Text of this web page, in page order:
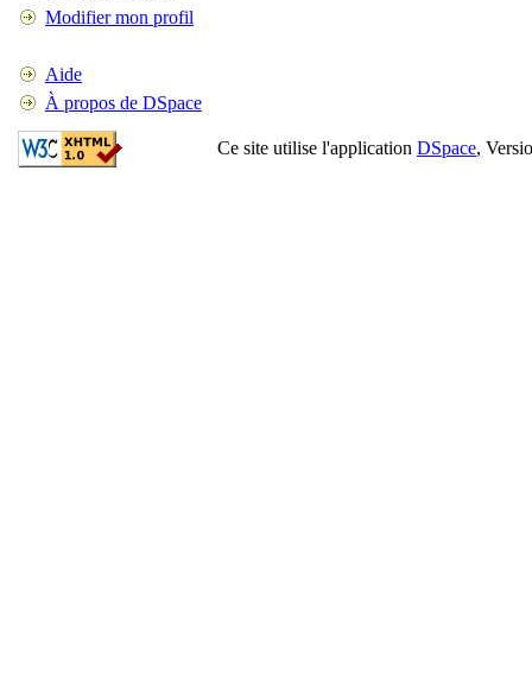
Modifier mon profil
Aide
À propos de DSpace
Ce site utilise l'application DSpace,